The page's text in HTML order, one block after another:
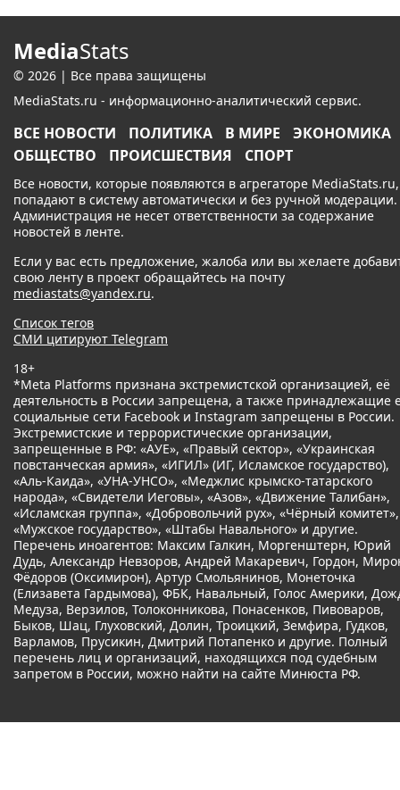
MediaStats
© 2026 | Все права защищены
MediaStats.ru - информационно-аналитический сервис.
ВСЕ НОВОСТИ ПОЛИТИКА В МИРЕ
ЭКОНОМИКА
ОБЩЕСТВО
ПРОИСШЕСТВИЯ СПОРТ
Все новости, которые появляются в агрегаторе MediaStats.ru,
попадают в систему автоматически и без ручной модерации.
Администрация не несет ответственности за содержание
новостей в ленте.
Если у вас есть предложение, жалоба или вы желаете
свою ленту в проект обращайтесь на почту
mediastats@yandex.ru.
Список тегов
СМИ цитируют Telegram
18+
*Meta Platforms признана экстремистской организацией, её
деятельность в России запрещена, а также принадлежащие
социальные сети Facebook и Instagram запрещены в России.
Экстремистские и террористические организации,
запрещенные в РФ: «АУЕ», «Правый сектор», «Украинская
повстанческая армия», «ИГИЛ» (ИГ, Исламское государство),
«Аль-Каида», «УНА-УНСО», «Меджлис крымско-татарского
народа», «Свидетели Иеговы», «Азов», «Движение Талибан»,
«Исламская группа», «Добровольчий рух», «Чёрный комитет»,
«Мужское государство», «Штабы Навального» и другие.
Перечень иноагентов: Максим Галкин, Моргенштерн, Юрий
Дудь, Александр Невзоров, Андрей Макаревич, Гордон,
Фёдоров (Оксимирон), Артур Смольянинов, Монеточка
(Елизавета Гардымова), ФБК, Навальный, Голос Америки,
Медуза, Верзилов, Толоконникова, Понасенков, Пивоваров,
Быков, Шац, Глуховский, Долин, Троицкий, Земфира, Гудков,
Варламов, Прусикин, Дмитрий Потапенко и другие. Полный
перечень лиц и организаций, находящихся под судебным
запретом в России, можно найти на сайте Минюста РФ.